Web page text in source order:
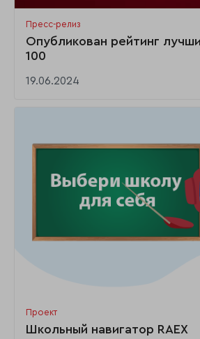
Пресс-релиз
Опубликован рейтинг
100
19.06.2024
Проект
Школьный навигатор RAEX